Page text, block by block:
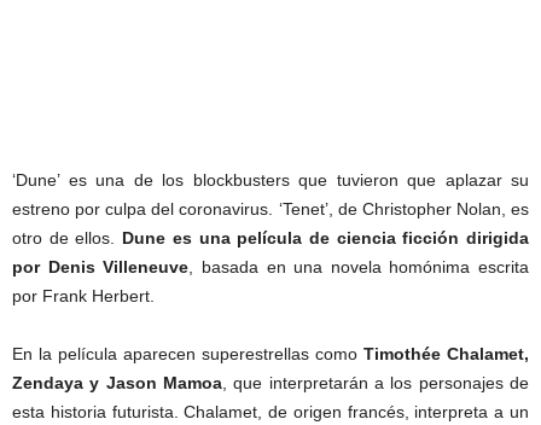
‘Dune’ es una de los blockbusters que tuvieron que aplazar su
estreno por culpa del coronavirus. ‘Tenet’, de Christopher Nolan, es
otro de ellos. Dune es una película de ciencia ficción dirigida
por Denis Villeneuve , basada en una novela homónima escrita
por Frank Herbert.
En la película aparecen superestrellas como Timothée Chalamet,
Zendaya y Jason Mamoa , que interpretarán a los personajes de
esta historia futurista. Chalamet, de origen francés, interpreta a un